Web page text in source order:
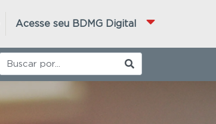
Acesse seu BDMG Digital